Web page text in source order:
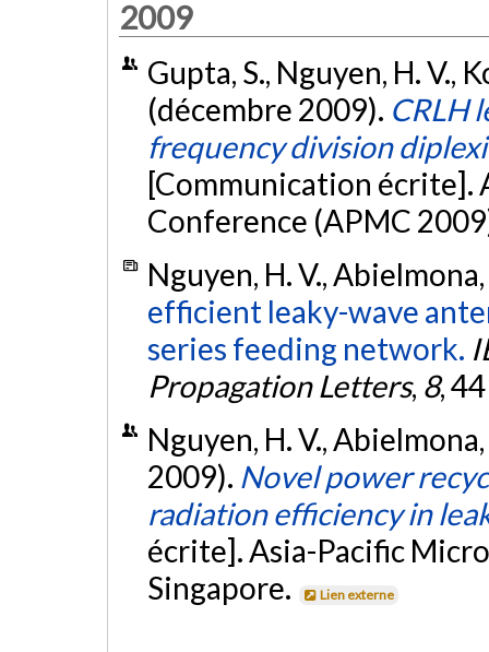
2009
Gupta, S., Nguyen, H. V.,
(décembre 2009). CRLH
frequency division
[Communication écrite].
Conference (APMC
Nguyen, H. V.,
efficient leaky-wave
series feeding network.
Propagation Letters, 8,
Nguyen, H. V.,
2009). Novel power
radiation efficiency in
écrite]. Asia-Pacific
Singapore.
Lien externe